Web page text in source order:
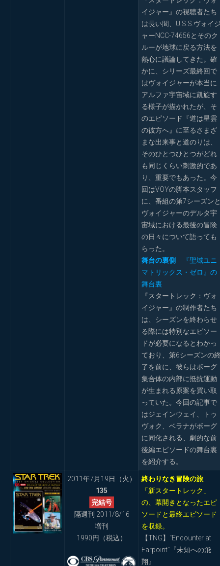
イジャー』の視聴者たち
は長い間、U.S.S.ヴォイ
ャーNCC-74656とそのク
ルーが地球に戻る方法を
熱心に議論してきた。確
かに、シリーズ最終回で
はヴォイジャーが本当に
アルファ宇宙域に凱旋す
る様子が描かれたが、そ
のエピソード『道は星雲
の彼方へ』に至るさまざ
まな出来事と道のりは、
そのひとつひとつがどれ
も同じくらい刺激的であ
り、重要でもあった。今
回はVOYの脚本スタッフ
に、番組の第7シーズン
ヴォイジャーのデルタ宇
宙域における最後の冒険
の日々について語っても
らった。
舞台の裏側
『聖域ユニ
マトリックス・ゼロ』の
舞台裏
『スタートレック：ヴォ
イジャー』の制作者たち
は、シーズンを終わらせ
る際には特別なエピソー
ドが必要になるとわかっ
ており、第6シーズンの
了を前に、彼らはボーグ
集合体の内部に抵抗運動
が生まれる原案を買い取
っていた。今回の記事で
はジェインウェイ、トゥ
ヴォク、ベラナがボーグ
に同化される、劇的な前
後編エピソードの舞台裏
を紹介する。
2011年7月19日（火）
135
完結号
隔週刊 2011/8/16
増刊
1990円（税込）
終わりなき冒険の旅
「新スタートレック」
の、幕開きとなったエピ
ソードと最終エピソード
を収録。
【TNG】"Encounter at
Farpoint"『未知への飛
翔』